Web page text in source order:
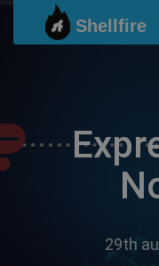
Shellfire
de
29th